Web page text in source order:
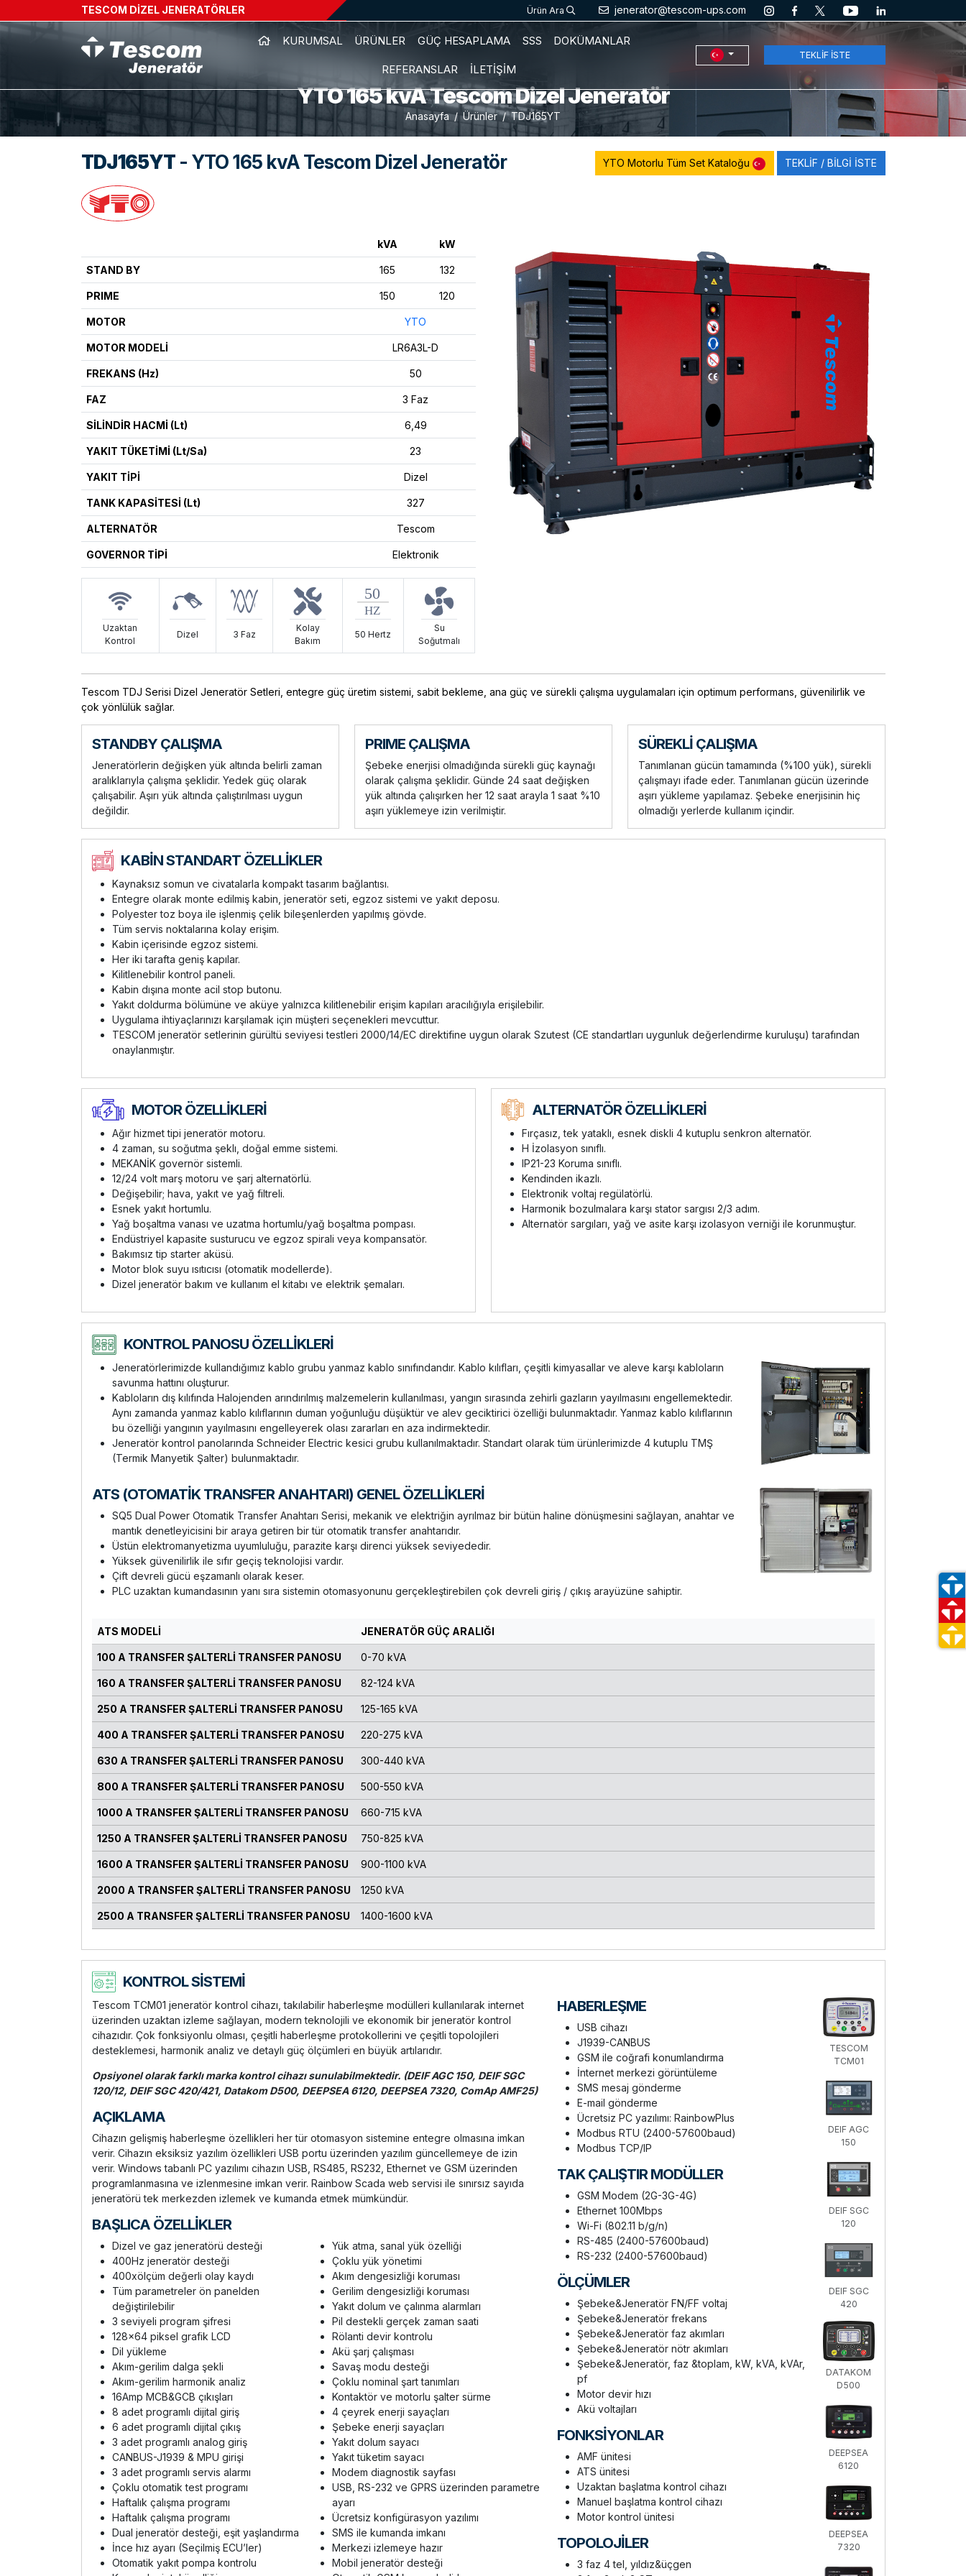
TESCOM DİZEL JENERATÖRLER Ürün Ara jenerator@tescom-ups.com
KURUMSAL ÜRÜNLER GÜÇ HESAPLAMA SSS DOKÜMANLAR
REFERANSLAR İLETİŞİM
TEKLİF İSTE
YTO 165 kvA Tescom Dizel Jeneratör
Anasayfa Ürünler TDJ165YT
TDJ165YT- YTO 165 kvA Tescom Dizel Jeneratör YTO Motorlu Tüm Set Kataloğu TEKLİF / BİLGİ İSTE
kVA kW
STAND BY 165 132
PRIME 150 120
MOTOR YTO
MOTOR MODELİ LR6A3L-D
FREKANS (Hz) 50
FAZ 3 Faz
SİLİNDİR HACMİ (Lt) 6,49
YAKIT TÜKETİMİ (Lt/Sa) 23
YAKIT TİPİ Dizel
TANK KAPASİTESİ (Lt) 327
ALTERNATÖR Tescom
GOVERNOR TİPİ Elektronik
Uzaktan
Kontrol
Dizel 3 Faz
Kolay
Bakım
50 Hertz
Su
Soğutmalı
Tescom TDJ Serisi Dizel Jeneratör Setleri, entegre güç üretim sistemi, sabit bekleme, ana güç ve sürekli çalışma uygulamaları için optimum performans, güvenilirlik ve
çok yönlülük sağlar.
STANDBY ÇALIŞMA
Jeneratörlerin değişken yük altında belirli zaman
aralıklarıyla çalışma şeklidir. Yedek güç olarak
çalışabilir. Aşırı yük altında çalıştırılması uygun
değildir.
PRIME ÇALIŞMA
Şebeke enerjisi olmadığında sürekli güç kaynağı
olarak çalışma şeklidir. Günde 24 saat değişken
yük altında çalışırken her 12 saat arayla 1 saat %10
aşırı yüklemeye izin verilmiştir.
SÜREKLİ ÇALIŞMA
Tanımlanan gücün tamamında (%100 yük), sürekli
çalışmayı ifade eder. Tanımlanan gücün üzerinde
aşırı yükleme yapılamaz. Şebeke enerjisinin hiç
olmadığı yerlerde kullanım içindir.
KABİN STANDART ÖZELLİKLER
Kaynaksız somun ve civatalarla kompakt tasarım bağlantısı.
Entegre olarak monte edilmiş kabin, jeneratör seti, egzoz sistemi ve yakıt deposu.
Polyester toz boya ile işlenmiş çelik bileşenlerden yapılmış gövde.
Tüm servis noktalarına kolay erişim.
Kabin içerisinde egzoz sistemi.
Her iki tarafta geniş kapılar.
Kilitlenebilir kontrol paneli.
Kabin dışına monte acil stop butonu.
Yakıt doldurma bölümüne ve aküye yalnızca kilitlenebilir erişim kapıları aracılığıyla erişilebilir.
Uygulama ihtiyaçlarınızı karşılamak için müşteri seçenekleri mevcuttur.
TESCOM jeneratör setlerinin gürültü seviyesi testleri 2000/14/EC direktifine uygun olarak Szutest (CE standartları uygunluk değerlendirme kuruluşu) tarafından
onaylanmıştır.
MOTOR ÖZELLİKLERİ
Ağır hizmet tipi jeneratör motoru.
4 zaman, su soğutma şeklı, doğal emme sistemi.
MEKANİK governör sistemli.
12/24 volt marş motoru ve şarj alternatörlü.
Değişebilir; hava, yakıt ve yağ filtreli.
Esnek yakıt hortumlu.
Yağ boşaltma vanası ve uzatma hortumlu/yağ boşaltma pompası.
Endüstriyel kapasite susturucu ve egzoz spirali veya kompansatör.
Bakımsız tip starter aküsü.
Motor blok suyu ısıtıcısı (otomatik modellerde).
Dizel jeneratör bakım ve kullanım el kitabı ve elektrik şemaları.
ALTERNATÖR ÖZELLİKLERİ
Fırçasız, tek yataklı, esnek diskli 4 kutuplu senkron alternatör.
H İzolasyon sınıflı.
IP21-23 Koruma sınıflı.
Kendinden ikazlı.
Elektronik voltaj regülatörlü.
Harmonik bozulmalara karşı stator sargısı 2/3 adım.
Alternatör sargıları, yağ ve asite karşı izolasyon verniği ile korunmuştur.
KONTROL PANOSU ÖZELLİKLERİ
Jeneratörlerimizde kullandığımız kablo grubu yanmaz kablo sınıfındandır. Kablo kılıfları, çeşitli kimyasallar ve aleve karşı kabloların
savunma hattını oluşturur.
Kabloların dış kılıfında Halojenden arındırılmış malzemelerin kullanılması, yangın sırasında zehirli gazların yayılmasını engellemektedir.
Aynı zamanda yanmaz kablo kılıflarının duman yoğunluğu düşüktür ve alev geciktirici özelliği bulunmaktadır. Yanmaz kablo kılıflarının
bu özelliği yangının yayılmasını engelleyerek olası zararları en aza indirmektedir.
Jeneratör kontrol panolarında Schneider Electric kesici grubu kullanılmaktadır. Standart olarak tüm ürünlerimizde 4 kutuplu TMŞ
(Termik Manyetik Şalter) bulunmaktadır.
ATS (OTOMATİK TRANSFER ANAHTARI) GENEL ÖZELLİKLERİ
SQ5 Dual Power Otomatik Transfer Anahtarı Serisi, mekanik ve elektriğin ayrılmaz bir bütün haline dönüşmesini sağlayan, anahtar ve
mantık denetleyicisini bir araya getiren bir tür otomatik transfer anahtarıdır.
Üstün elektromanyetizma uyumluluğu, parazite karşı direnci yüksek seviyededir.
Yüksek güvenilirlik ile sıfır geçiş teknolojisi vardır.
Çift devreli gücü eşzamanlı olarak keser.
PLC uzaktan kumandasının yanı sıra sistemin otomasyonunu gerçekleştirebilen çok devreli giriş / çıkış arayüzüne sahiptir.
ATS MODELİ JENERATÖR GÜÇ ARALIĞI
100 A TRANSFER ŞALTERLİ TRANSFER PANOSU 0-70 kVA
160 A TRANSFER ŞALTERLİ TRANSFER PANOSU 82-124 kVA
250 A TRANSFER ŞALTERLİ TRANSFER PANOSU 125-165 kVA
400 A TRANSFER ŞALTERLİ TRANSFER PANOSU 220-275 kVA
630 A TRANSFER ŞALTERLİ TRANSFER PANOSU 300-440 kVA
800 A TRANSFER ŞALTERLİ TRANSFER PANOSU 500-550 kVA
1000 A TRANSFER ŞALTERLİ TRANSFER PANOSU 660-715 kVA
1250 A TRANSFER ŞALTERLİ TRANSFER PANOSU 750-825 kVA
1600 A TRANSFER ŞALTERLİ TRANSFER PANOSU 900-1100 kVA
2000 A TRANSFER ŞALTERLİ TRANSFER PANOSU 1250 kVA
2500 A TRANSFER ŞALTERLİ TRANSFER PANOSU 1400-1600 kVA
KONTROL SİSTEMİ
Tescom TCM01 jeneratör kontrol cihazı, takılabilir haberleşme modülleri kullanılarak internet
üzerinden uzaktan izleme sağlayan, modern teknolojili ve ekonomik bir jeneratör kontrol
cihazıdır. Çok fonksiyonlu olması, çeşitli haberleşme protokollerini ve çeşitli topolojileri
desteklemesi, harmonik analiz ve detaylı güç ölçümleri en büyük artılarıdır.
Opsiyonel olarak farklı marka kontrol cihazı sunulabilmektedir. (DEIF AGC 150, DEIF SGC
120/12, DEIF SGC 420/421, Datakom D500, DEEPSEA 6120, DEEPSEA 7320, ComAp AMF25)
AÇIKLAMA
Cihazın gelişmiş haberleşme özellikleri her tür otomasyon sistemine entegre olmasına imkan
verir. Cihazın eksiksiz yazılım özellikleri USB portu üzerinden yazılım güncellemeye de izin
verir. Windows tabanlı PC yazılımı cihazın USB, RS485, RS232, Ethernet ve GSM üzerinden
programlanmasına ve izlenmesine imkan verir. Rainbow Scada web servisi ile sınırsız sayıda
jeneratörü tek merkezden izlemek ve kumanda etmek mümkündür.
BAŞLICA ÖZELLİKLER
Dizel ve gaz jeneratörü desteği
400Hz jeneratör desteği
400xölçüm değerli olay kaydı
Tüm parametreler ön panelden
değiştirilebilir
3 seviyeli program şifresi
128x64 piksel grafik LCD
Dil yükleme
Akım-gerilim dalga şekli
Akım-gerilim harmonik analiz
16Amp MCB&GCB çıkışları
8 adet programlı dijital giriş
6 adet programlı dijital çıkış
3 adet programlı analog giriş
CANBUS-J1939 & MPU girişi
3 adet programlı servis alarmı
Çoklu otomatik test programı
Haftalık çalışma programı
Haftalık çalışma programı
Dual jeneratör desteği, eşit yaşlandırma
İnce hız ayarı (Seçilmiş ECU’ler)
Otomatik yakıt pompa kontrolu
Yük atma, sanal yük özelliği
Çoklu yük yönetimi
Akım dengesizliği koruması
Gerilim dengesizliği koruması
Yakıt dolum ve çalınma alarmları
Pil destekli gerçek zaman saati
Rölanti devir kontrolu
Akü şarj çalışması
Savaş modu desteği
Çoklu nominal şart tanımları
Kontaktör ve motorlu şalter sürme
4 çeyrek enerji sayaçları
Şebeke enerji sayaçları
Yakıt dolum sayacı
Yakıt tüketim sayacı
Modem diagnostik sayfası
USB, RS-232 ve GPRS üzerinden parametre
ayarı
Ücretsiz konfigürasyon yazılımı
SMS ile kumanda imkanı
Merkezi izlemeye hazır
Mobil jeneratör desteği
HABERLEŞME
USB cihazı
J1939-CANBUS
GSM ile coğrafi konumlandırma
İnternet merkezi görüntüleme
SMS mesaj gönderme
E-mail gönderme
Ücretsiz PC yazılımı: RainbowPlus
Modbus RTU (2400-57600baud)
Modbus TCP/IP
TAK ÇALIŞTIR MODÜLLER
GSM Modem (2G-3G-4G)
Ethernet 100Mbps
Wi-Fi (802.11 b/g/n)
RS-485 (2400-57600baud)
RS-232 (2400-57600baud)
ÖLÇÜMLER
Şebeke&Jeneratör FN/FF voltaj
Şebeke&Jeneratör frekans
Şebeke&Jeneratör faz akımları
Şebeke&Jeneratör nötr akımları
Şebeke&Jeneratör, faz &toplam, kW, kVA, kVAr,
pf
Motor devir hızı
Akü voltajları
FONKSİYONLAR
AMF ünitesi
ATS ünitesi
Uzaktan başlatma kontrol cihazı
Manuel başlatma kontrol cihazı
Motor kontrol ünitesi
TOPOLOJİLER
3 faz 4 tel, yıldız&üçgen
TESCOM
TCM01
DEIF AGC
150
DEIF SGC
120
DEIF SGC
420
DATAKOM
D500
DEEPSEA
6120
DEEPSEA
7320